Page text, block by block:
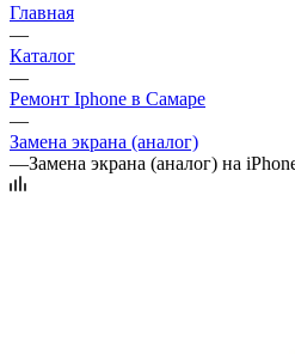
Главная
—
Каталог
—
Ремонт Iphone в Самаре
—
Замена экрана (аналог)
—Замена экрана (аналог) на